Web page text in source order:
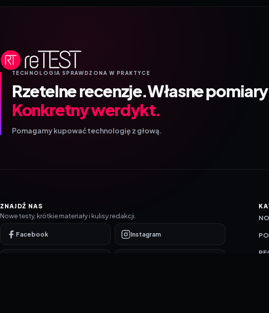
TECHNOLOGIA SPRAWDZONA W PRAKTYCE
Rzetelne recenzje.Własne
Konkretny werdykt.
Pomagamy kupować technologię z głową.
ZNAJDŹ NAS
Nowe testy, krótkie materiały i kulisy redakcji.
Facebook Instagram